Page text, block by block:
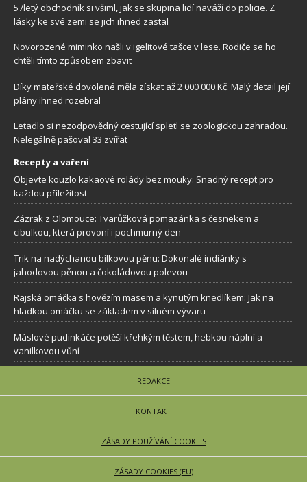
57letý obchodník si všiml, jak se skupina lidí naváží do policie. Z
lásky ke své zemi se jich ihned zastal
Novorozené miminko našli v igelitové tašce v lese. Rodiče se ho
chtěli tímto způsobem zbavit
Díky mateřské dovolené měla získat až 2 000 000 Kč. Malý detail její
plány ihned rozebral
Letadlo si nezodpovědný cestující spletl se zoologickou zahradou.
Nelegálně pašoval 33 zvířat
Recepty a vaření
Objevte kouzlo kakaové rolády bez mouky: Snadný recept pro
každou příležitost
Zázrak z Olomouce: Tvarůžková pomazánka s česnekem a
cibulkou, která provoní i pochmurný den
Trik na nadýchanou bílkovou pěnu: Dokonalé indiánky s
jahodovou pěnou a čokoládovou polevou
Rajská omáčka s hovězím masem a kynutým knedlíkem: Jak na
hladkou omáčku se základem v silném vývaru
Máslové pudinkáče potěší křehkým těstem, hebkou náplní a
vanilkovou vůní
REDAKCE
KONTAKT
ZÁSADY POUŽÍVÁNÍ COOKIES
ZÁSADY COOKIES (EU)